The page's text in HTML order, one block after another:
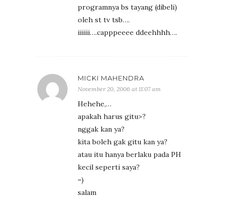
programnya bs tayang (dibeli)
oleh st tv tsb….
iiiiii….capppeeee ddeehhhh….
MICKI MAHENDRA
November 20, 2006 at 11:07 am
Hehehe,…
apakah harus gitu>?
nggak kan ya?
kita boleh gak gitu kan ya?
atau itu hanya berlaku pada PH
kecil seperti saya?
=)
salam